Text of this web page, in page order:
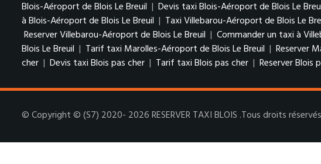
Blois-Aéroport de Blois Le Breuil | Devis taxi Blois-Aéroport de Blois Le
à Blois-Aéroport de Blois Le Breuil | Taxi Villebarou-Aéroport de Blois Le
Reserver Villebarou-Aéroport de Blois Le Breuil | Commander un taxi à
Blois Le Breuil | Tarif taxi Marolles-Aéroport de Blois Le Breuil | Reserver
cher | Devis taxi Blois pas cher | Tarif taxi Blois pas cher | Reserver Blois
© Copyright © (S7) 2020- 2026 RESERVER TAXI BLOIS .Tous droits